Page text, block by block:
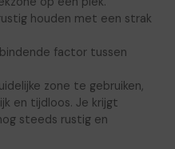
houden met een strak
factor tussen
zone te gebruiken,
en tijdloos. Je krijgt
steeds rustig en